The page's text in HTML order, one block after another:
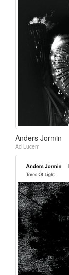
Anders Jormin
Ad Lucem